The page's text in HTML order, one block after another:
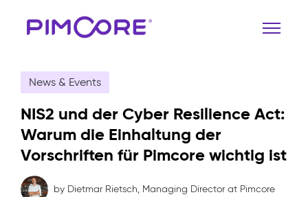
News & Events
NIS2 und der Cyber Resilience Act:
Warum die Einhaltung der
Vorschriften für Pimcore wichtig ist
by Dietmar Rietsch, Managing Director at Pimcore